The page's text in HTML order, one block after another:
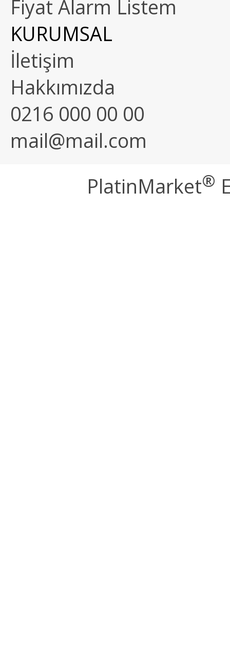
Fiyat Alarm Listem
KURUMSAL
İletişim
Hakkımızda
0216 000 00 00
mail@mail.com
PlatinMarket®